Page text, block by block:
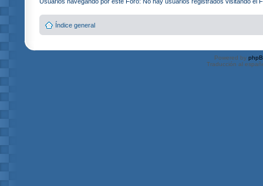
Índice general
Powered by
Traducción al